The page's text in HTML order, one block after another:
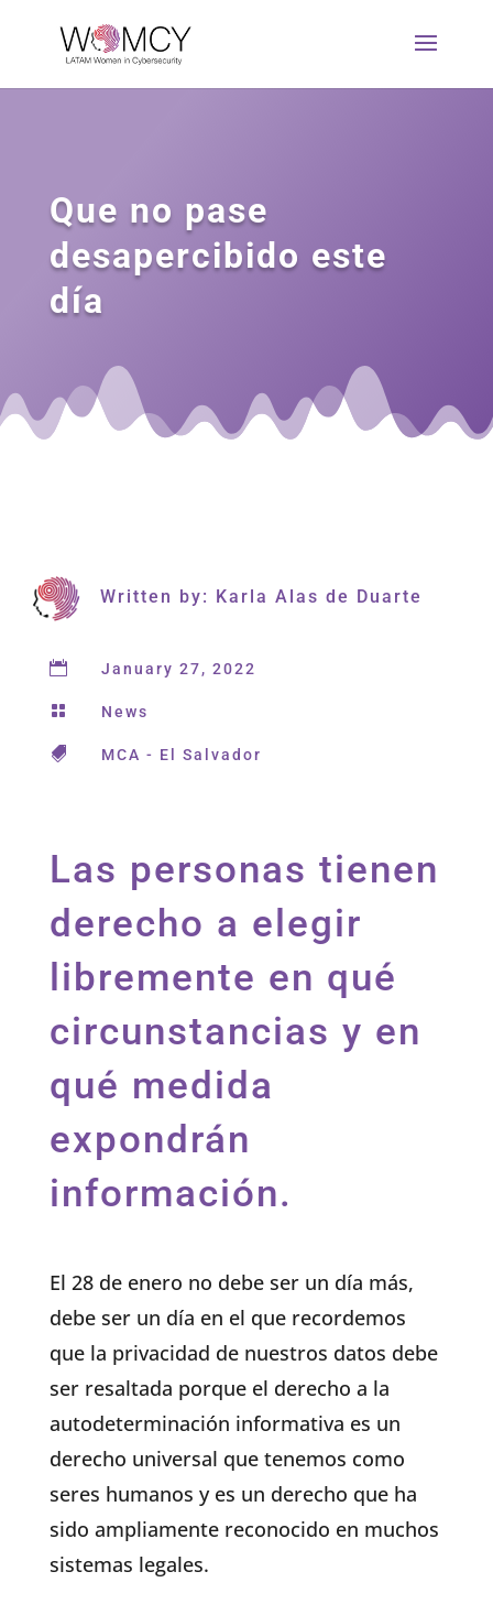
Que no pase
desapercibido este
día
Written by: Karla Alas de Duarte
 January 27, 2022
 News
 MCA - El Salvador
Las personas tienen
derecho a elegir
libremente en qué
circunstancias y en
qué medida
expondrán
información.
El 28 de enero no debe ser un día más,
debe ser un día en el que recordemos
que la privacidad de nuestros datos debe
ser resaltada porque el derecho a la
autodeterminación informativa es un
derecho universal que tenemos como
seres humanos y es un derecho que ha
sido ampliamente reconocido en muchos
sistemas legales.